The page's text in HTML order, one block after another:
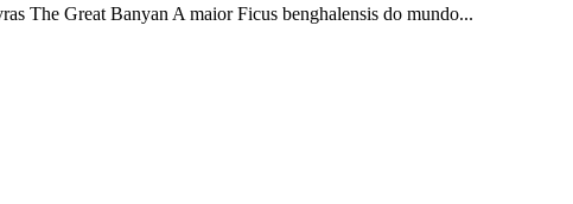
The Great Banyan A maior Ficus benghalensis do mundo...